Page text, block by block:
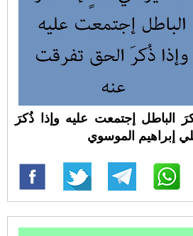
الباطل إجتمعت عليه وإذا ذُكرَ
إبراهيم الموسوي